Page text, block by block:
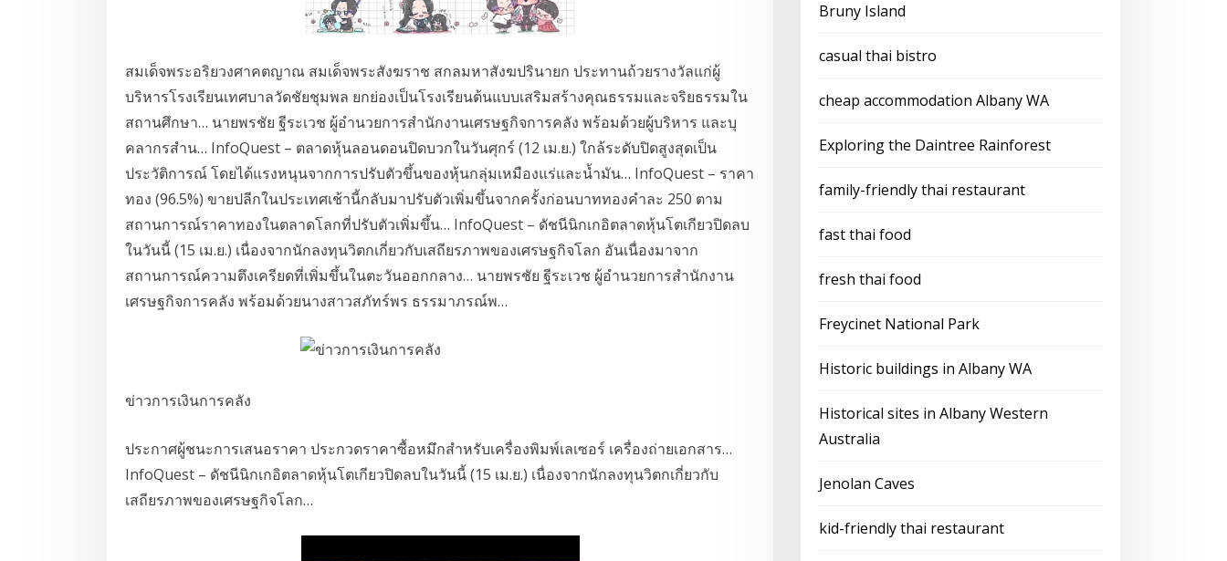
สมเด็จพระอริยวงศาคตญาณ สมเด็จพระสังฆราช สกลมหาสังฆปรินายก ประทานถ้วยรางวัลแก่ผู้
บริหารโรงเรียนเทศบาลวัดชัยชุมพล ยกย่องเป็นโรงเรียนต้นแบบเสริมสร้างคุณธรรมและจริยธรรมใน
สถานศึกษา… นายพรชัย ฐีระเวช ผู้อำนวยการสำนักงานเศรษฐกิจการคลัง พร้อมด้วยผู้บริหาร และบุ
คลากรสำน… InfoQuest – ตลาดหุ้นลอนดอนปิดบวกในวันศุกร์ (12 เม.ย.) ใกล้ระดับปิดสูงสุดเป็น
ประวัติการณ์ โดยได้แรงหนุนจากการปรับตัวขึ้นของหุ้นกลุ่มเหมืองแร่และน้ำมัน… InfoQuest – ราคา
ทอง (96.5%) ขายปลีกในประเทศเช้านี้กลับมาปรับตัวเพิ่มขึ้นจากครั้งก่อนบาททองคำละ 250 ตาม
สถานการณ์ราคาทองในตลาดโลกที่ปรับตัวเพิ่มขึ้น… InfoQuest – ดัชนีนิกเกอิตลาดหุ้นโตเกียวปิดลบ
ในวันนี้ (15 เม.ย.) เนื่องจากนักลงทุนวิตกเกี่ยวกับเสถียรภาพของเศรษฐกิจโลก อันเนื่องมาจาก
สถานการณ์ความตึงเครียดที่เพิ่มขึ้นในตะวันออกกลาง… นายพรชัย ฐีระเวช ผู้อำนวยการสำนักงาน
เศรษฐกิจการคลัง พร้อมด้วยนางสาวสภัทร์พร ธรรมาภรณ์พ…
ข่าวการเงินการคลัง
ประกาศผู้ชนะการเสนอราคา ประกวดราคาซื้อหมึกสำหรับเครื่องพิมพ์เลเซอร์ เครื่องถ่ายเอกสาร…
InfoQuest – ดัชนีนิกเกอิตลาดหุ้นโตเกียวปิดลบในวันนี้ (15 เม.ย.) เนื่องจากนักลงทุนวิตกเกี่ยวกับ
เสถียรภาพของเศรษฐกิจโลก…
Bruny Island
casual thai bistro
cheap accommodation Albany WA
Exploring the Daintree Rainforest
family-friendly thai restaurant
fast thai food
fresh thai food
Freycinet National Park
Historic buildings in Albany WA
Historical sites in Albany Western
Australia
Jenolan Caves
kid-friendly thai restaurant